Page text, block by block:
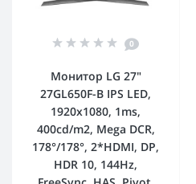
0
Монитор LG 27"
27GL650F-B IPS LED,
1920x1080, 1ms,
400cd/m2, Mega DCR,
178°/178°, 2*HDMI, DP,
HDR 10, 144Hz,